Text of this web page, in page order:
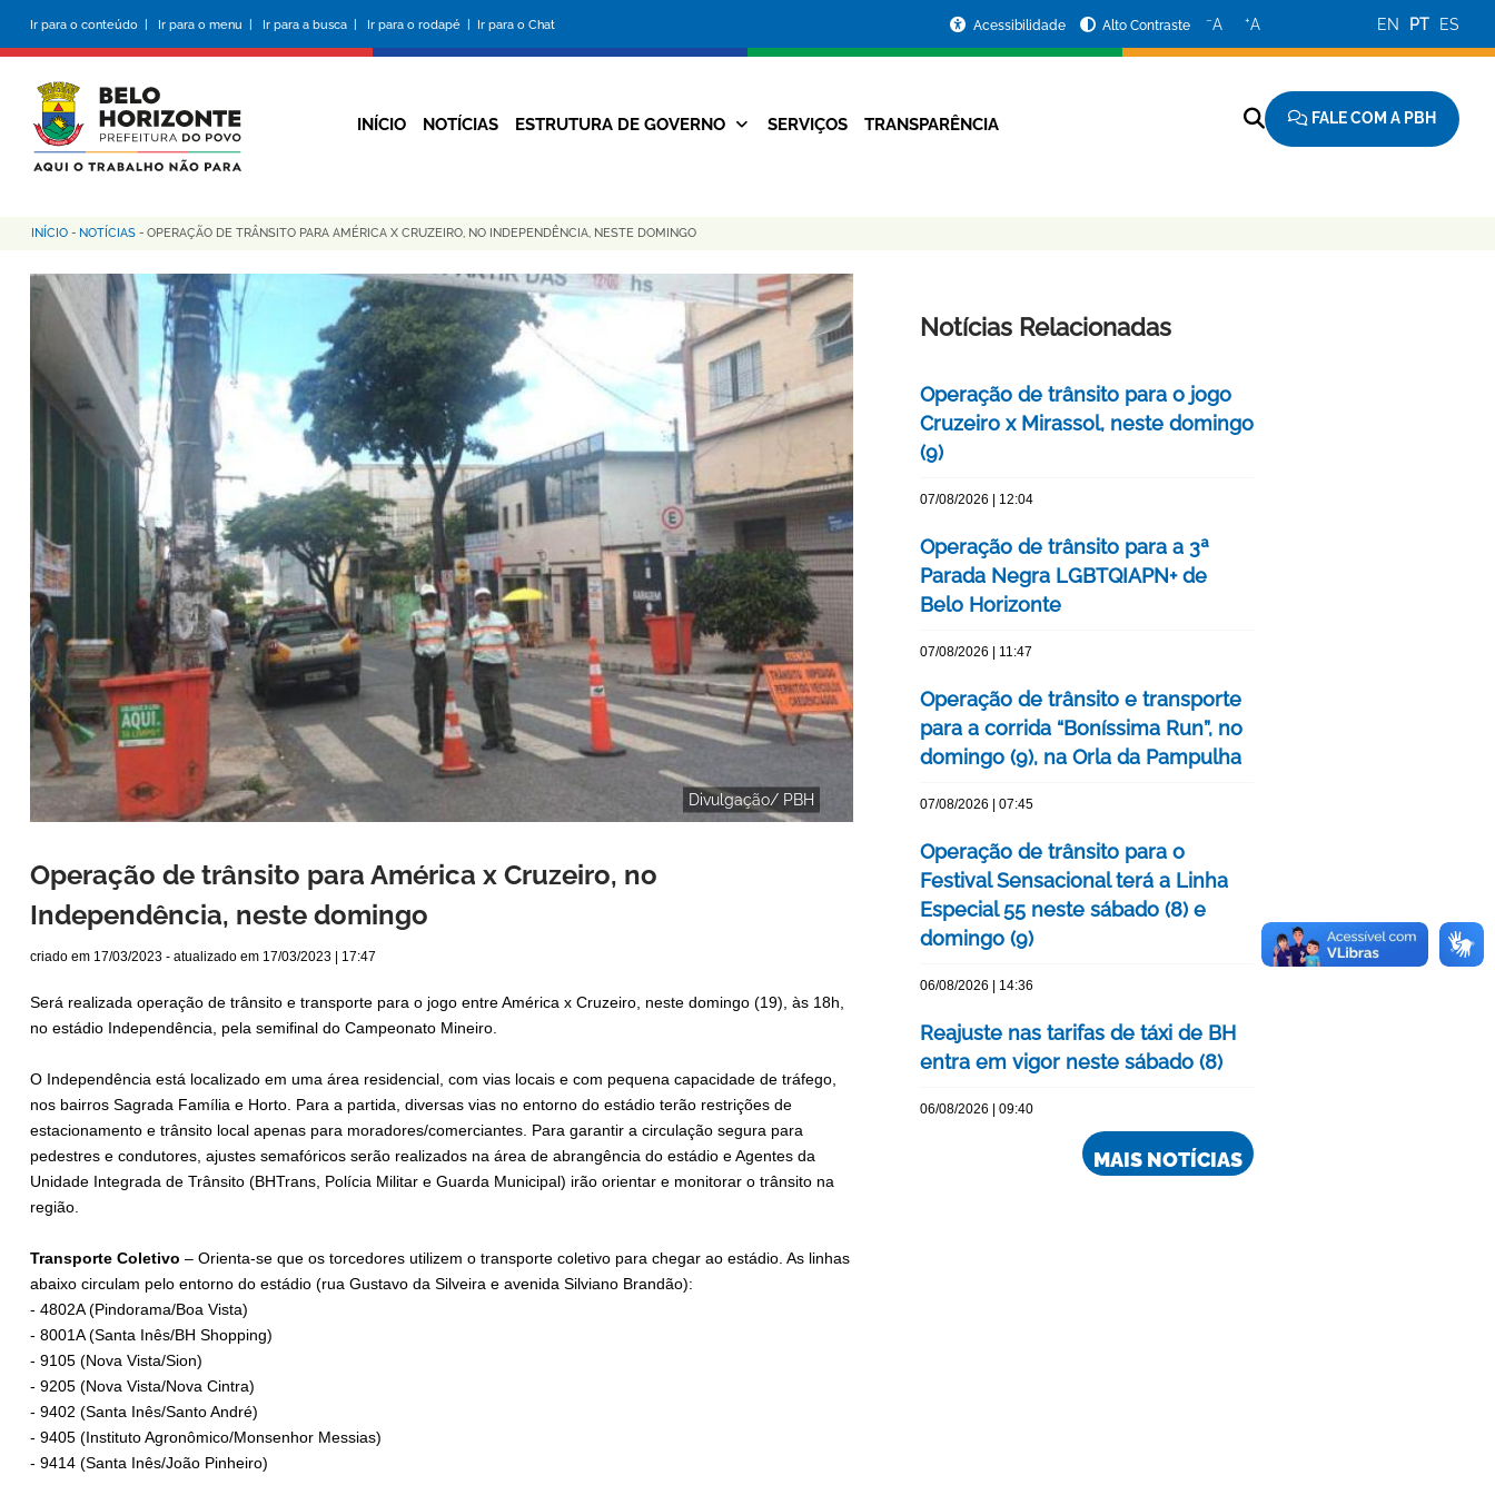
conteúdo
principal
Ir para o conteúdo | Ir para o menu | Ir para a busca | Ir para o rodapé | Ir para o Chat
da
Prefeitura
Acessibilidade Alto Contraste −A +A EN PT ES
Navegação
INÍCIO NOTÍCIAS ESTRUTURA DE GOVERNO SERVIÇOS TRANSPARÊNCIA FALE COM A PBH
Trilha
de
navegação
INÍCIO - NOTÍCIAS - OPERAÇÃO DE TRÂNSITO PARA AMÉRICA X CRUZEIRO, NO INDEPENDÊNCIA, NESTE DOMINGO
Divulgação/ PBH
Operação de trânsito para América x Cruzeiro, no
Independência, neste domingo
criado em 17/03/2023 - atualizado em 17/03/2023 | 17:47
Será realizada operação de trânsito e transporte para o jogo entre América x Cruzeiro, neste domingo (19), às 18h,
no estádio Independência, pela semifinal do Campeonato Mineiro.
O Independência está localizado em uma área residencial, com vias locais e com pequena capacidade de tráfego,
nos bairros Sagrada Família e Horto. Para a partida, diversas vias no entorno do estádio terão restrições de
estacionamento e trânsito local apenas para moradores/comerciantes. Para garantir a circulação segura para
pedestres e condutores, ajustes semafóricos serão realizados na área de abrangência do estádio e Agentes da
Unidade Integrada de Trânsito (BHTrans, Polícia Militar e Guarda Municipal) irão orientar e monitorar o trânsito na
região.
Transporte Coletivo – Orienta-se que os torcedores utilizem o transporte coletivo para chegar ao estádio. As linhas
abaixo circulam pelo entorno do estádio (rua Gustavo da Silveira e avenida Silviano Brandão):
- 4802A (Pindorama/Boa Vista)
- 8001A (Santa Inês/BH Shopping)
- 9105 (Nova Vista/Sion)
- 9205 (Nova Vista/Nova Cintra)
- 9402 (Santa Inês/Santo André)
- 9405 (Instituto Agronômico/Monsenhor Messias)
- 9414 (Santa Inês/João Pinheiro)
Notícias Relacionadas
Operação de trânsito para o jogo
Cruzeiro x Mirassol, neste domingo
(9)
07/08/2026 | 12:04
Operação de trânsito para a 3ª
Parada Negra LGBTQIAPN+ de
Belo Horizonte
07/08/2026 | 11:47
Operação de trânsito e transporte
para a corrida “Boníssima Run”, no
domingo (9), na Orla da Pampulha
07/08/2026 | 07:45
Operação de trânsito para o
Festival Sensacional terá a Linha
Especial 55 neste sábado (8) e
domingo (9)
06/08/2026 | 14:36
Reajuste nas tarifas de táxi de BH
entra em vigor neste sábado (8)
06/08/2026 | 09:40
MAIS NOTÍCIAS